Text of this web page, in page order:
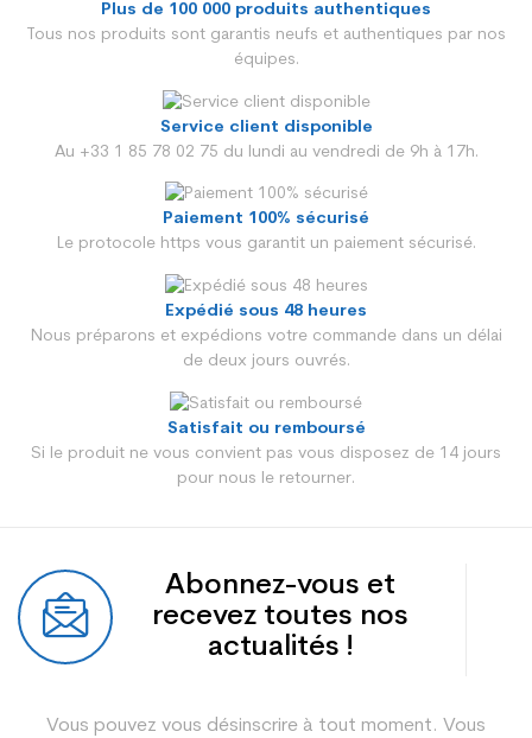
Plus de 100 000 produits authentiques
Tous nos produits sont garantis neufs et authentiques par nos
équipes.
Service client disponible
Au +33 1 85 78 02 75 du lundi au vendredi de 9h à 17h.
Paiement 100% sécurisé
Le protocole https vous garantit un paiement sécurisé.
Expédié sous 48 heures
Nous préparons et expédions votre commande dans un délai
de deux jours ouvrés.
Satisfait ou remboursé
Si le produit ne vous convient pas vous disposez de 14 jours
pour nous le retourner.
Abonnez-vous et
recevez toutes nos
actualités !
Vous pouvez vous désinscrire à tout moment. Vous